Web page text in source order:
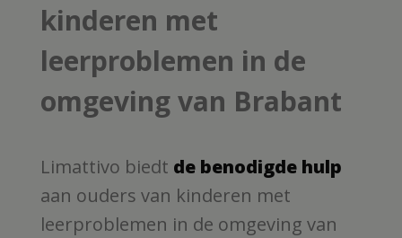
kinderen met
leerproblemen in de
omgeving van Brabant
Limattivo biedt de benodigde hulp
aan ouders van kinderen met
leerproblemen in de omgeving van